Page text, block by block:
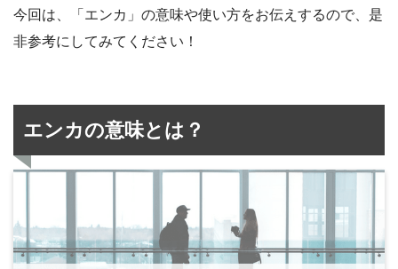
今回は、「エンカ」の意味や使い方をお伝えするので、是
非参考にしてみてください！
エンカの意味とは？